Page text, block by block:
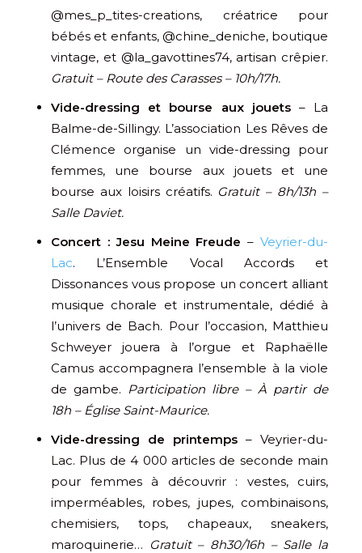
@mes_p_tites-creations, créatrice pour
bébés et enfants, @chine_deniche, boutique
vintage, et @la_gavottines74, artisan crêpier.
Gratuit – Route des Carasses – 10h/17h.
Vide-dressing et bourse aux jouets– La
Balme-de-Sillingy. L’association Les Rêves de
Clémence organise un vide-dressing pour
femmes, une bourse aux jouets et une
bourse aux loisirs créatifs. Gratuit – 8h/13h –
Salle Daviet.
Concert : Jesu Meine Freude –Veyrier-du-
Lac. L’Ensemble Vocal Accords et
Dissonances vous propose un concert alliant
musique chorale et instrumentale, dédié à
l’univers de Bach. Pour l’occasion, Matthieu
Schweyer jouera à l’orgue et Raphaëlle
Camus accompagnera l’ensemble à la viole
de gambe. Participation libre – À partir de
18h – Église Saint-Maurice.
Vide-dressing de printemps – Veyrier-du-
Lac. Plus de 4 000 articles de seconde main
pour femmes à découvrir : vestes, cuirs,
imperméables, robes, jupes, combinaisons,
chemisiers, tops, chapeaux, sneakers,
maroquinerie… Gratuit – 8h30/16h – Salle la